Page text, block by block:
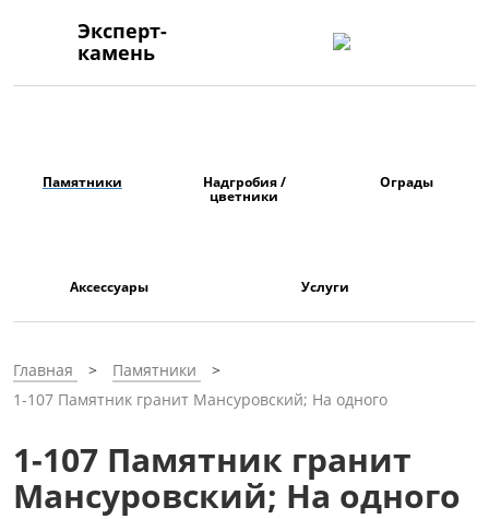
Эксперт-
камень
Памятники Надгробия /
цветники
Ограды
Аксессуары Услуги
Главная
Памятники
1-107 Памятник гранит Мансуровский; На одного
1-107 Памятник гранит
Мансуровский; На одного